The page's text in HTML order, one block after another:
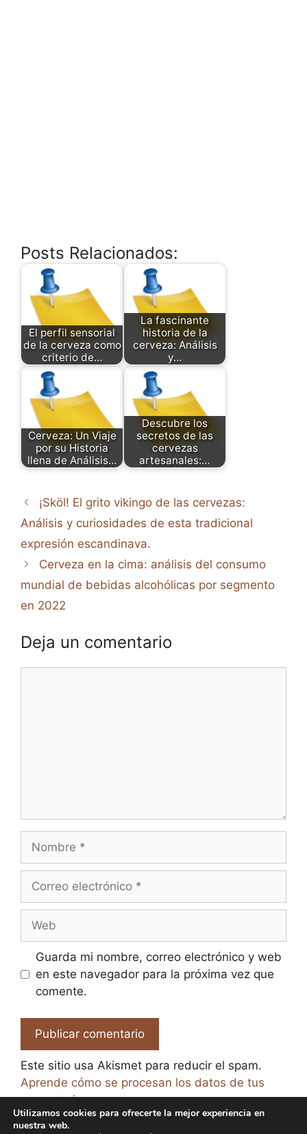
Posts Relacionados:
El perfil sensorial
de la cerveza como
criterio de…
La fascinante
historia de la
cerveza: Análisis
y…
Cerveza: Un Viaje
por su Historia
llena de Análisis…
Descubre los
secretos de las
cervezas
artesanales:…
¡Sköl! El grito vikingo de las cervezas:
Análisis y curiosidades de esta tradicional
expresión escandinava.
Cerveza en la cima: análisis del consumo
mundial de bebidas alcohólicas por segmento
en 2022
Deja un comentario
Nombre
Correo
Web
Guarda mi nombre, correo electrónico y web
en este navegador para la próxima vez que
comente.
Este sitio usa Akismet para reducir el spam.
Aprende cómo se procesan los datos de tus
comentarios.
Utilizamos cookies para ofrecerte la mejor experiencia en
nuestra web.